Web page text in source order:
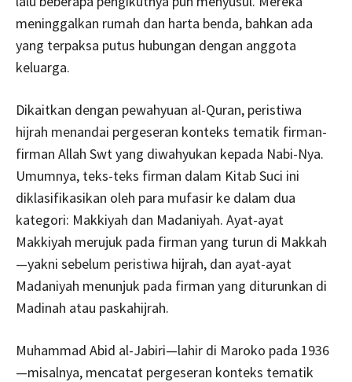
meninggalkan rumah dan harta benda, bahkan ada
yang terpaksa putus hubungan dengan anggota
keluarga.
Dikaitkan dengan pewahyuan al-Quran, peristiwa
hijrah menandai pergeseran konteks tematik firman-
firman Allah Swt yang diwahyukan kepada Nabi-Nya.
Umumnya, teks-teks firman dalam Kitab Suci ini
diklasifikasikan oleh para mufasir ke dalam dua
kategori: Makkiyah dan Madaniyah. Ayat-ayat
Makkiyah merujuk pada firman yang turun di Makkah
—yakni sebelum peristiwa hijrah, dan ayat-ayat
Madaniyah menunjuk pada firman yang diturunkan di
Madinah atau paskahijrah.
Muhammad Abid al-Jabiri—lahir di Maroko pada 1936
—misalnya, mencatat pergeseran konteks tematik